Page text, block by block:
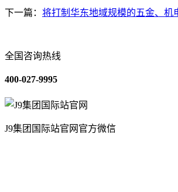
下一篇： 将打制华东地域规模的五金、机
全国咨询热线
400-027-9995
J9集团国际站官网官方微信